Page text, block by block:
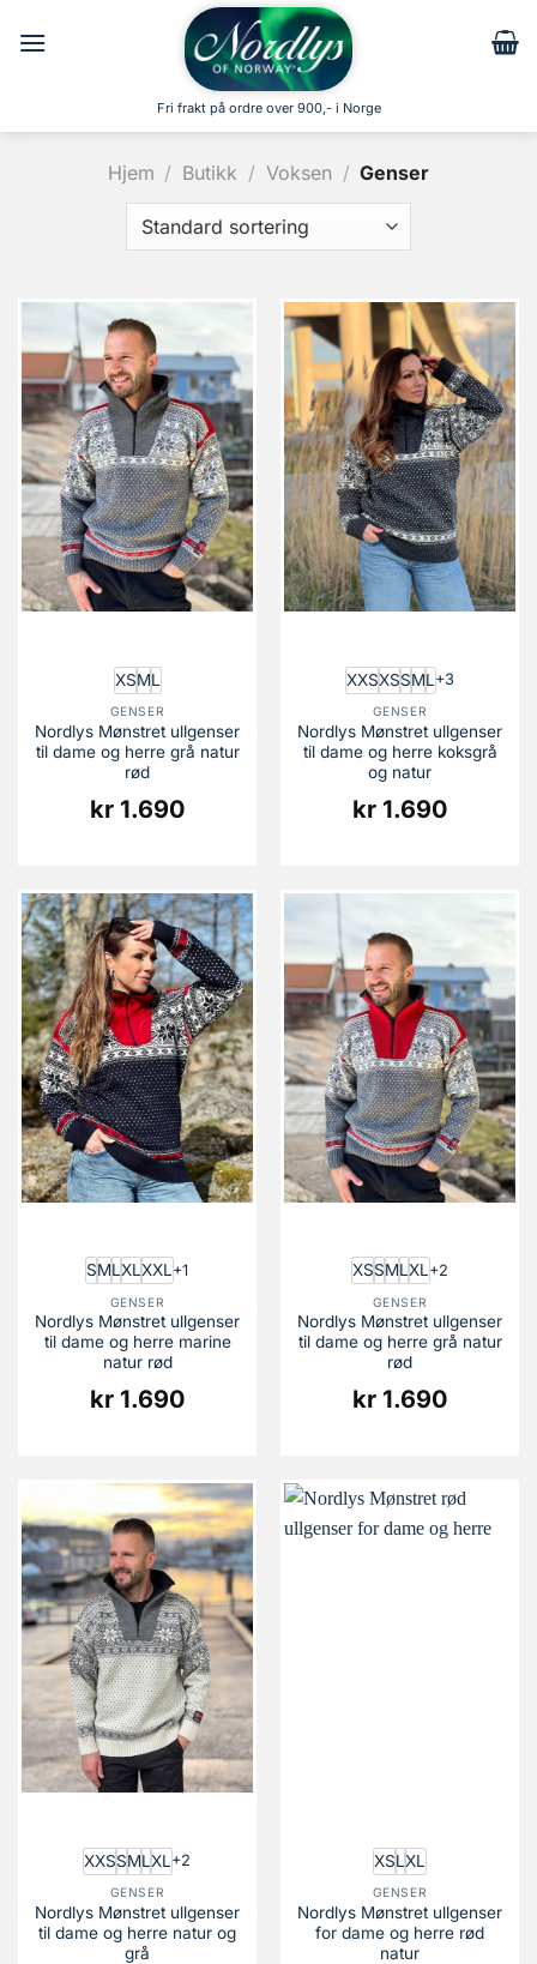
Fri frakt på ordre over 900,- i Norge
Hjem / Butikk / Voksen / Genser
XSML
GENSER
Nordlys Mønstret ullgenser
til dame og herre grå natur
rød
kr 1.690
XXSXSSML+3
GENSER
Nordlys Mønstret ullgenser
til dame og herre koksgrå
og natur
kr 1.690
SMLXLXXL+1
GENSER
Nordlys Mønstret ullgenser
til dame og herre marine
natur rød
kr 1.690
XSSMLXL+2
GENSER
Nordlys Mønstret ullgenser
til dame og herre grå natur
rød
kr 1.690
XXSSMLXL+2
GENSER
Nordlys Mønstret ullgenser
til dame og herre natur og
grå
XSLXL
GENSER
Nordlys Mønstret ullgenser
for dame og herre rød
natur